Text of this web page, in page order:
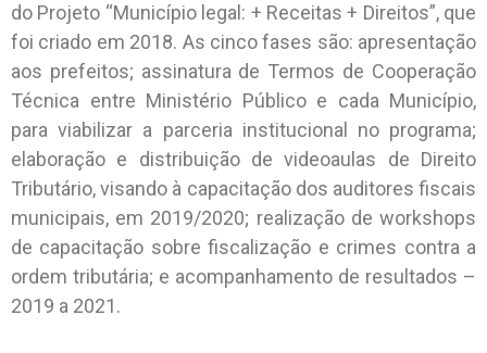
do Projeto “Município legal: + Receitas + Direitos”, que
foi criado em 2018. As cinco fases são: apresentação
aos prefeitos; assinatura de Termos de Cooperação
Técnica entre Ministério Público e cada Município,
para viabilizar a parceria institucional no programa;
elaboração e distribuição de videoaulas de Direito
Tributário, visando à capacitação dos auditores fiscais
municipais, em 2019/2020; realização de workshops
de capacitação sobre fiscalização e crimes contra a
ordem tributária; e acompanhamento de resultados –
2019 a 2021.